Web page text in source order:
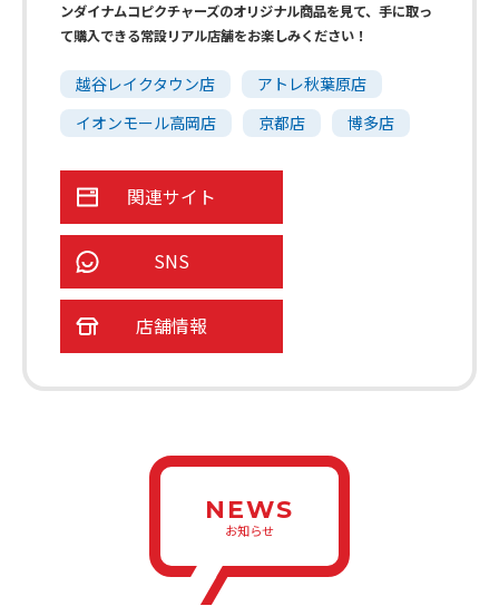
ンダイナムコピクチャーズのオリジナル商品を見て、手に取っ
て購入できる常設リアル店舗をお楽しみください！
越谷レイクタウン店
アトレ秋葉原店
イオンモール高岡店
京都店 博多店
関連サイト
SNS
店舗情報
NEWS
お知らせ